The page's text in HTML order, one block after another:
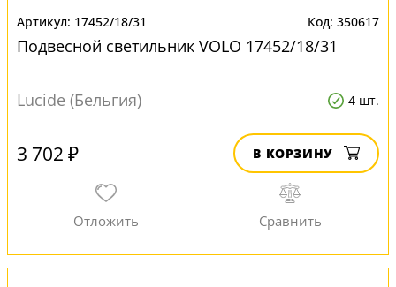
17452/18/31 350617
Подвесной светильник VOLO 17452/18/31
Lucide (Бельгия) 4 шт.
3 702 ₽ В КОРЗИНУ